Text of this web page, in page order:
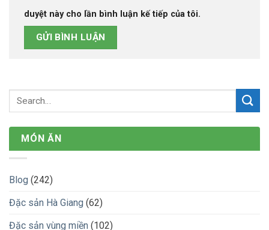
duyệt này cho lần bình luận kế tiếp của tôi.
MÓN ĂN
Blog (242)
Đặc sản Hà Giang (62)
Đặc sản vùng miền (102)